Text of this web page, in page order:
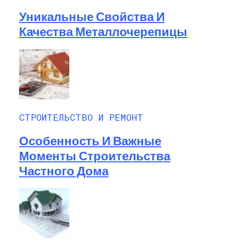
Уникальные Свойства И
Качества Металлочерепицы
СТРОИТЕЛЬСТВО И РЕМОНТ
Особенность И Важные
Моменты Строительства
Частного Дома